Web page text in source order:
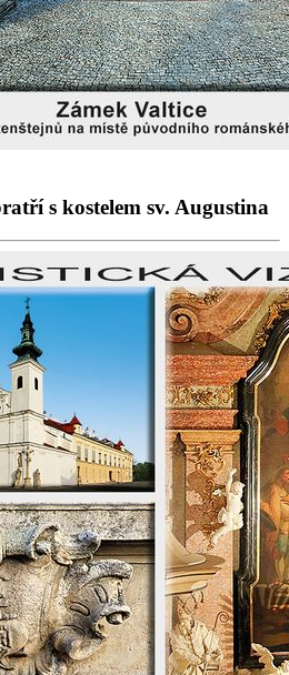
s kostelem sv. Augustina